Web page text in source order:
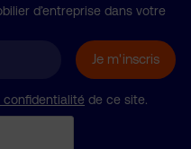
d’entreprise dans votre
confidentialité de ce site.